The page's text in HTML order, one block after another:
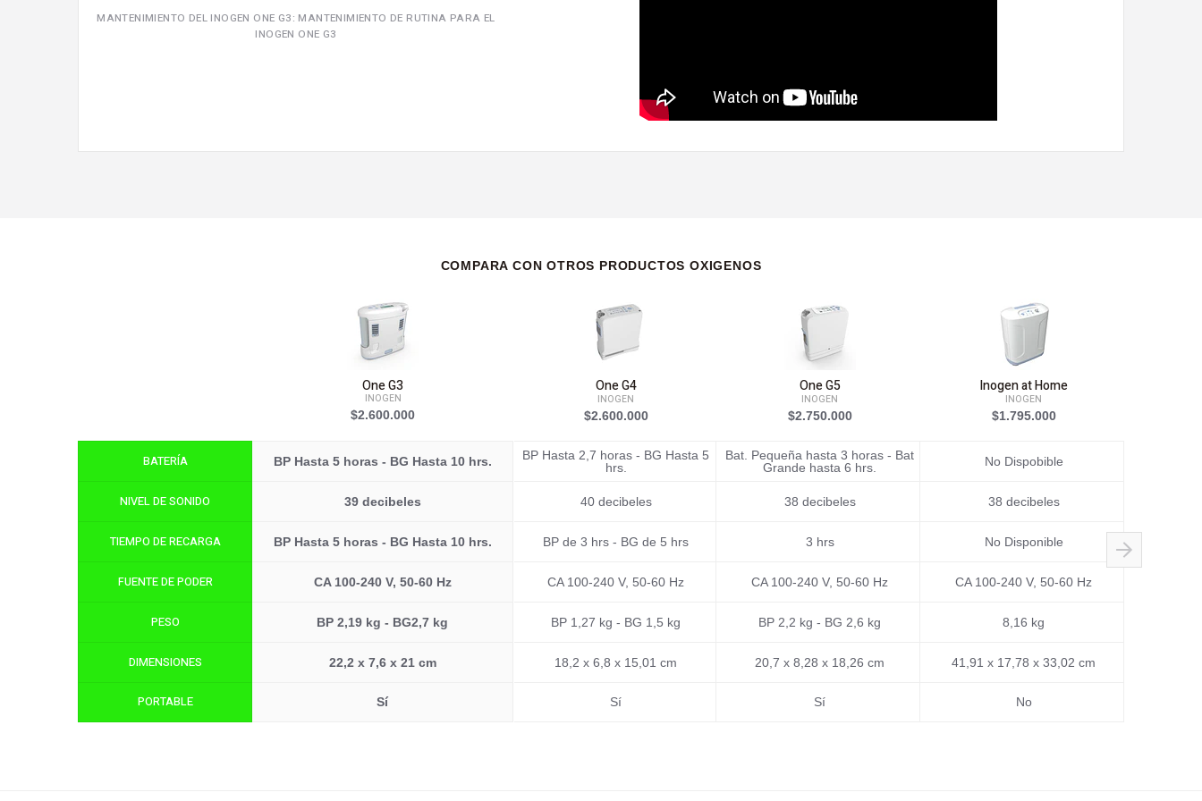
MANTENIMIENTO DEL INOGEN ONE G3: MANTENIMIENTO DE RUTINA PARA EL
INOGEN ONE G3
COMPARA CON OTROS PRODUCTOS OXIGENOS
BATERÍA
NIVEL DE SONIDO
TIEMPO DE RECARGA
FUENTE DE PODER
PESO
DIMENSIONES
PORTABLE
One G3
INOGEN
$2.600.000
BP Hasta 5 horas - BG Hasta 10 hrs.
39 decibeles
BP Hasta 5 horas - BG Hasta 10 hrs.
CA 100-240 V, 50-60 Hz
BP 2,19 kg - BG2,7 kg
22,2 x 7,6 x 21 cm
Sí
One G4
INOGEN
$2.600.000
BP Hasta 2,7 horas - BG Hasta 5
hrs.
40 decibeles
BP de 3 hrs - BG de 5 hrs
CA 100-240 V, 50-60 Hz
BP 1,27 kg - BG 1,5 kg
18,2 x 6,8 x 15,01 cm
Sí
One G5
INOGEN
$2.750.000
Bat. Pequeña hasta 3 horas - Bat
Grande hasta 6 hrs.
38 decibeles
3 hrs
CA 100-240 V, 50-60 Hz
BP 2,2 kg - BG 2,6 kg
20,7 x 8,28 x 18,26 cm
Sí
Inogen at Home
INOGEN
$1.795.000
No Dispobible
38 decibeles
No Disponible
CA 100-240 V, 50-60 Hz
8,16 kg
41,91 x 17,78 x 33,02 cm
No
CA 100-240